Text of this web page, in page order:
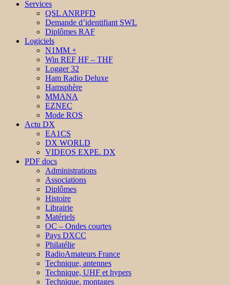
Services
QSL ANRPFD
Demande d’identifiant SWL
Diplômes RAF
Logiciels
N1MM +
Win REF HF – THF
Logger 32
Ham Radio Deluxe
Hamsphère
MMANA
EZNEC
Mode ROS
Actu DX
EA1CS
DX WORLD
VIDEOS EXPE. DX
PDF docs
Administrations
Associations
Diplômes
Histoire
Librairie
Matériels
OC – Ondes courtes
Pays DXCC
Philatélie
RadioAmateurs France
Technique, antennes
Technique, UHF et hypers
Technique, montages